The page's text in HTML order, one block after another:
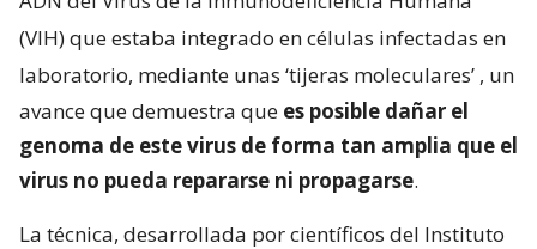
(VIH) que estaba integrado en células infectadas en
laboratorio, mediante unas ‘tijeras moleculares’ , un
avance que demuestra que es posible dañar el
genoma de este virus de forma tan amplia que el
virus no pueda repararse ni propagarse.
La técnica, desarrollada por científicos del Instituto